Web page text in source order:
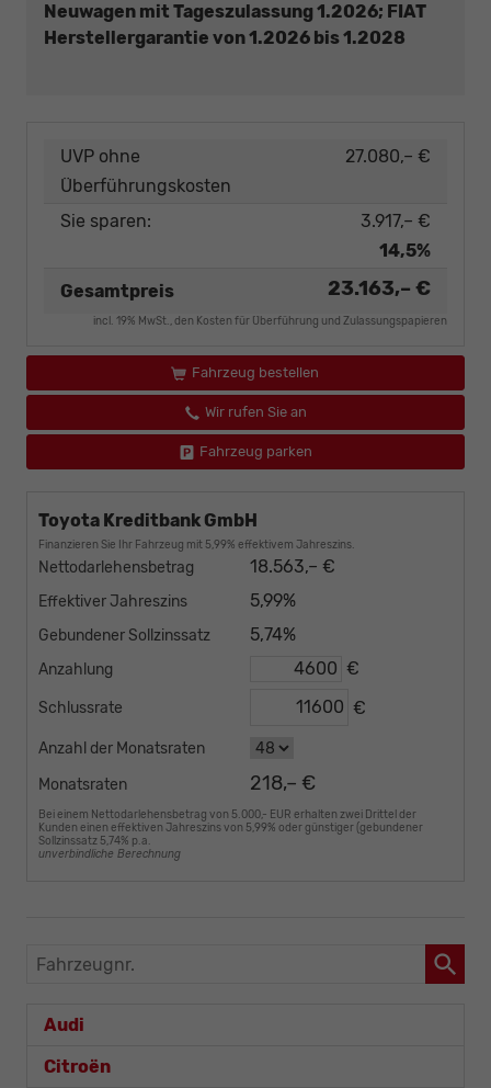
Neuwagen mit Tageszulassung 1.2026; FIAT
Herstellergarantie von 1.2026 bis 1.2028
UVP ohne
Überführungskosten
27.080,– €
Sie sparen:
3.917,– €
14,5%
Gesamtpreis
23.163,– €
incl. 19% MwSt., den Kosten für Überführung und Zulassungspapieren
Fahrzeug bestellen
Wir rufen Sie an
Fahrzeug parken
Toyota Kreditbank GmbH
Finanzieren Sie Ihr Fahrzeug mit 5,99% effektivem Jahreszins.
Nettodarlehensbetrag 18.563,– €
Effektiver Jahreszins 5,99%
Gebundener Sollzinssatz 5,74%
Anzahlung €
Schlussrate €
Anzahl der Monatsraten
Monatsraten
218,– €
Bei einem Nettodarlehensbetrag von 5.000,- EUR erhalten zwei Drittel der
Kunden einen effektiven Jahreszins von 5,99% oder günstiger (gebundener
Sollzinssatz 5,74% p.a.
unverbindliche Berechnung
Fahrzeugnr.
Audi
Citroën